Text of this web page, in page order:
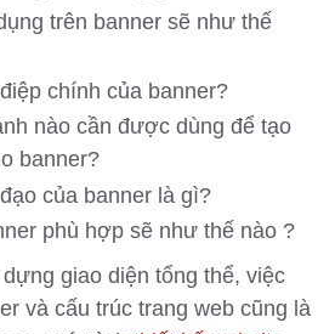
trên banner sẽ như thế
chính của banner?
nào cần được dùng để tạo
banner?
của banner là gì?
phù hợp sẽ như thế nào ?
giao diện tổng thể, việc
và cấu trúc trang web cũng là